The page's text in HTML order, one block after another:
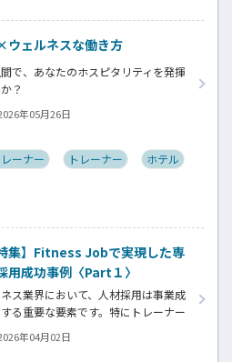
ウェルネスな働き方
間で、あなたのホスピタリティを発揮
？
年05月26日
ーナー トレーナー
ホテル
特集】Fitness Jobで実現した専
用成功事例〈Part１〉
ス業界において、人材採用は事業成
る重要な要素です。特にトレーナー
トラクターはスキルだけでなく、人
がサービス品質に直結するため
年04月02日